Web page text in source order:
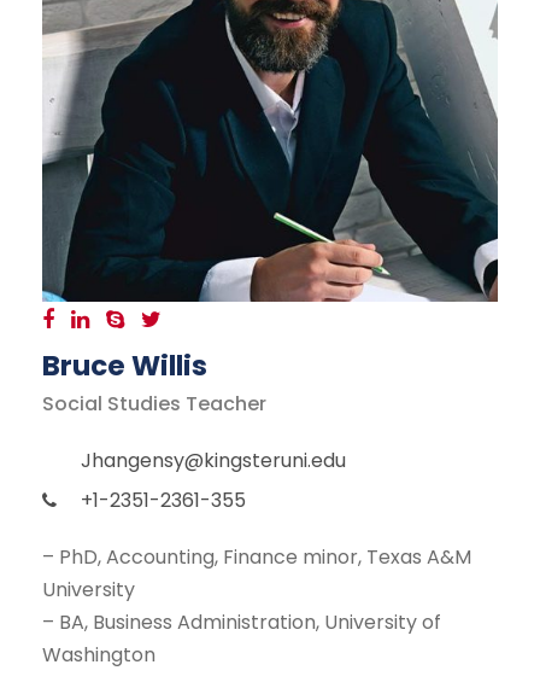
Bruce Willis
Social Studies Teacher
Jhangensy@kingsteruni.edu
+1-2351-2361-355
– PhD, Accounting, Finance minor, Texas A&M
University
– BA, Business Administration, University of
Washington